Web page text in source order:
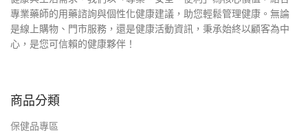
專業藥師的用藥諮詢與個性化健康建議，助您輕鬆管理健康。無論
是線上購物、門市服務，還是健康活動資訊，秉承始終以顧客為中
心，是您可信賴的健康夥伴！
商品分類
保健品專區